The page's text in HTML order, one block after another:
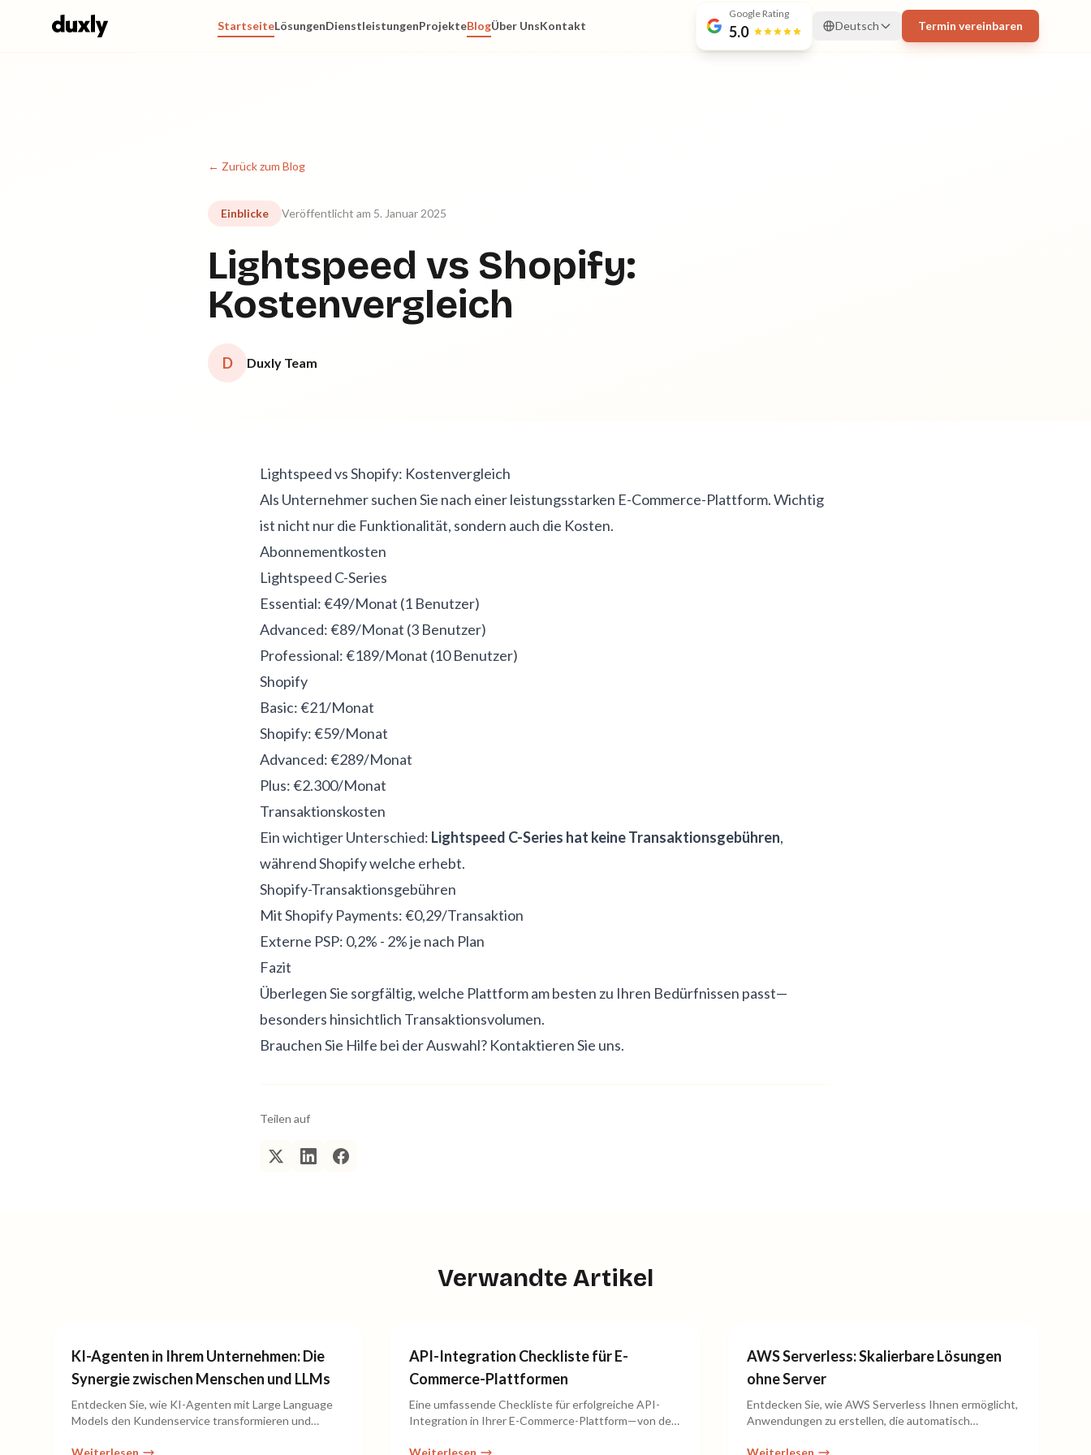
StartseiteLösungenDienstleistungenProjekteBlogÜber UnsKontakt
Google Rating
5.0 Deutsch Termin vereinbaren
← Zurück zum Blog
Einblicke Veröffentlicht am 5. Januar 2025
Lightspeed vs Shopify:
Kostenvergleich
D Duxly Team
Lightspeed vs Shopify: Kostenvergleich
Als Unternehmer suchen Sie nach einer leistungsstarken E-Commerce-Plattform. Wichtig
ist nicht nur die Funktionalität, sondern auch die Kosten.
Abonnementkosten
Lightspeed C-Series
Essential: €49/Monat (1 Benutzer)
Advanced: €89/Monat (3 Benutzer)
Professional: €189/Monat (10 Benutzer)
Shopify
Basic: €21/Monat
Shopify: €59/Monat
Advanced: €289/Monat
Plus: €2.300/Monat
Transaktionskosten
Ein wichtiger Unterschied: Lightspeed C-Series hat keine Transaktionsgebühren,
während Shopify welche erhebt.
Shopify-Transaktionsgebühren
Mit Shopify Payments: €0,29/Transaktion
Externe PSP: 0,2% - 2% je nach Plan
Fazit
Überlegen Sie sorgfältig, welche Plattform am besten zu Ihren Bedürfnissen passt—
besonders hinsichtlich Transaktionsvolumen.
Brauchen Sie Hilfe bei der Auswahl? Kontaktieren Sie uns.
Teilen auf
Verwandte Artikel
KI-Agenten in Ihrem Unternehmen: Die
Synergie zwischen Menschen und LLMs
Entdecken Sie, wie KI-Agenten mit Large Language
Models den Kundenservice transformieren und
Weiterlesen
API-Integration Checkliste für E-
Commerce-Plattformen
Eine umfassende Checkliste für erfolgreiche API-
Integration in Ihrer E-Commerce-Plattform—von der
Weiterlesen
AWS Serverless: Skalierbare Lösungen
ohne Server
Entdecken Sie, wie AWS Serverless Ihnen ermöglicht,
Anwendungen zu erstellen, die automatisch
Weiterlesen